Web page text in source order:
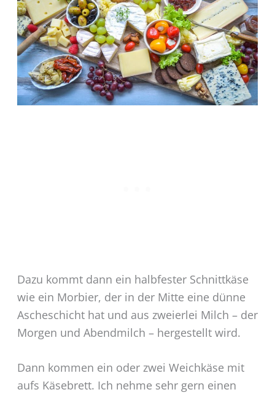
Dazu kommt dann ein halbfester Schnittkäse
wie ein Morbier, der in der Mitte eine dünne
Ascheschicht hat und aus zweierlei Milch – der
Morgen und Abendmilch – hergestellt wird.
Dann kommen ein oder zwei Weichkäse mit
aufs Käsebrett. Ich nehme sehr gern einen